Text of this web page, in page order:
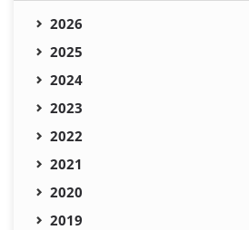
2026
2025
2024
2023
2022
2021
2020
2019